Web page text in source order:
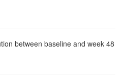
between baseline and week 48